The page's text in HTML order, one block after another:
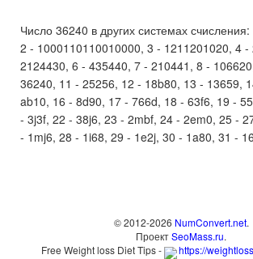
Число 36240 в других системах счисления:
2 - 1000110110010000, 3 - 1211201020, 4 -
2124430, 6 - 435440, 7 - 210441, 8 -
36240, 11 - 25256, 12 - 18b80, 13 - 13659,
ab10, 16 - 8d90, 17 - 766d, 18 - 63f6, 19 -
- 3j3f, 22 - 38j6, 23 - 2mbf, 24 - 2em0, 25 -
- 1mj6, 28 - 1i68, 29 - 1e2j, 30 - 1a80, 31 -
© 2012-2026 NumConvert.net.
ПроектSeoMass.ru.
Free Weight loss Diet Tips -
https://